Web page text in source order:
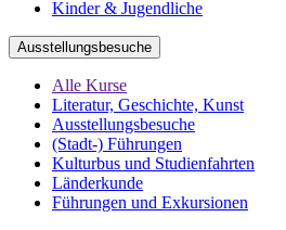
Kinder & Jugendliche
Ausstellungsbesuche
Alle Kurse
Literatur, Geschichte, Kunst
Ausstellungsbesuche
(Stadt-) Führungen
Kulturbus und Studienfahrten
Länderkunde
Führungen und Exkursionen